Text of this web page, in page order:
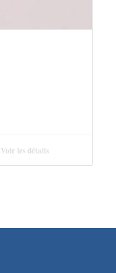
Voir les détails